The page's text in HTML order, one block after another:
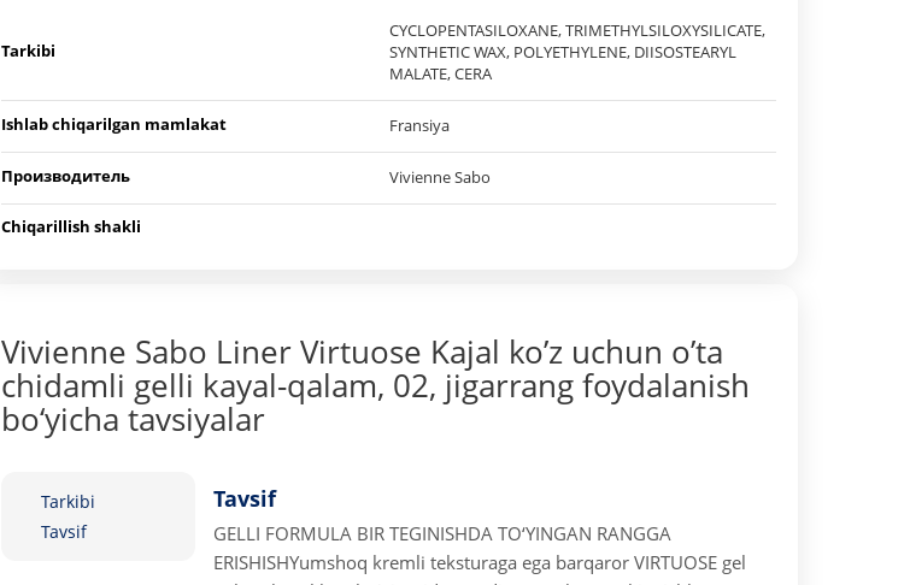
Tarkibi
CYCLOPENTASILOXANE, TRIMETHYLSILOXYSILICATE,
SYNTHETIC WAX, POLYETHYLENE, DIISOSTEARYL
MALATE, CERA
Ishlab chiqarilgan mamlakat Fransiya
Производитель Vivienne Sabo
Chiqarillish shakli
Vivienne Sabo Liner Virtuose Kajal ko’z uchun o’ta
chidamli gelli kayal-qalam, 02, jigarrang foydalanish
bo‘yicha tavsiyalar
Tarkibi
Tavsif
Tavsif
GELLI FORMULA BIR TEGINISHDA TO‘YINGAN RANGGA
ERISHISHYumshoq kremli teksturaga ega barqaror VIRTUOSE gel